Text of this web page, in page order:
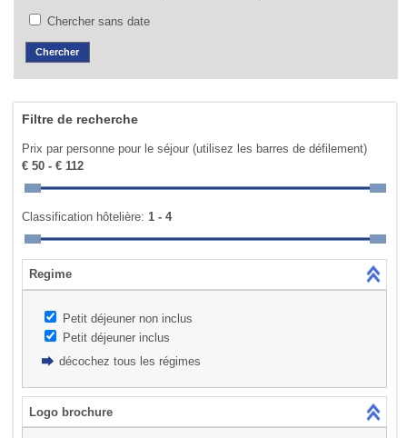
Chercher sans date
Filtre de recherche
Prix par personne pour le séjour (utilisez les barres de défilement)
€ 50 - € 112
Classification hôtelière: 1 - 4
Regime
Petit déjeuner non inclus
Petit déjeuner inclus
décochez tous les régimes
Logo brochure